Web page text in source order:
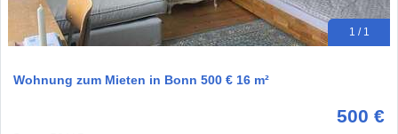
1 / 1
Wohnung zum Mieten in Bonn 500 € 16 m²
500 €